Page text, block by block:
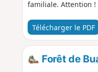
familiale. Attention !
Télécharger le PDF
Forêt de